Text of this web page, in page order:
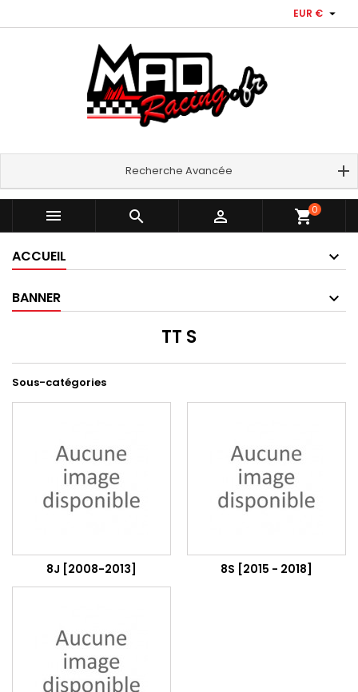
EUR € 
Recherche Avancée
   shopping_cart0
ACCUEIL
BANNER
TT S
Sous-catégories
8J [2008-2013] 8S [2015 - 2018]